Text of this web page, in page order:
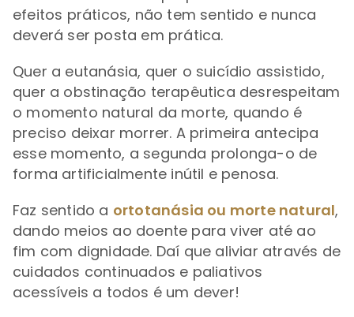
efeitos práticos, não tem sentido e nunca
deverá ser posta em prática.
Quer a eutanásia, quer o suicídio assistido,
quer a obstinação terapêutica desrespeitam
o momento natural da morte, quando é
preciso deixar morrer. A primeira antecipa
esse momento, a segunda prolonga-o de
forma artificialmente inútil e penosa.
Faz sentido a ortotanásia ou morte natural,
dando meios ao doente para viver até ao
fim com dignidade. Daí que aliviar através de
cuidados continuados e paliativos
acessíveis a todos é um dever!